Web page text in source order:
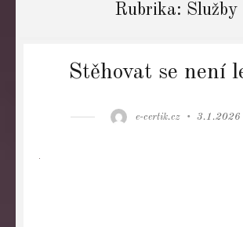
Rubrika: Služby
Stěhovat se není
Author
e-certik.cz
Posted
3.1.2026